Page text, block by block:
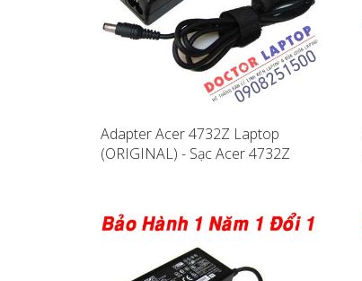
Adapter Acer 4732Z Laptop
(ORIGINAL) - Sạc Acer 4732Z